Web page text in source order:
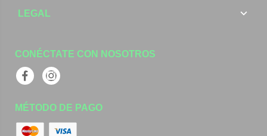
LEGAL
CONÉCTATE CON NOSOTROS
FacebookInstagram
MÉTODO DE PAGO